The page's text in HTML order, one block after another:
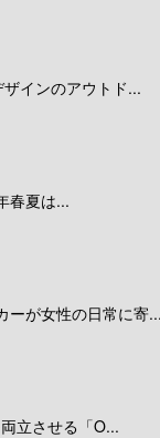
インのアウトド...
春夏は...
ーが女性の日常に寄
立させる「O...